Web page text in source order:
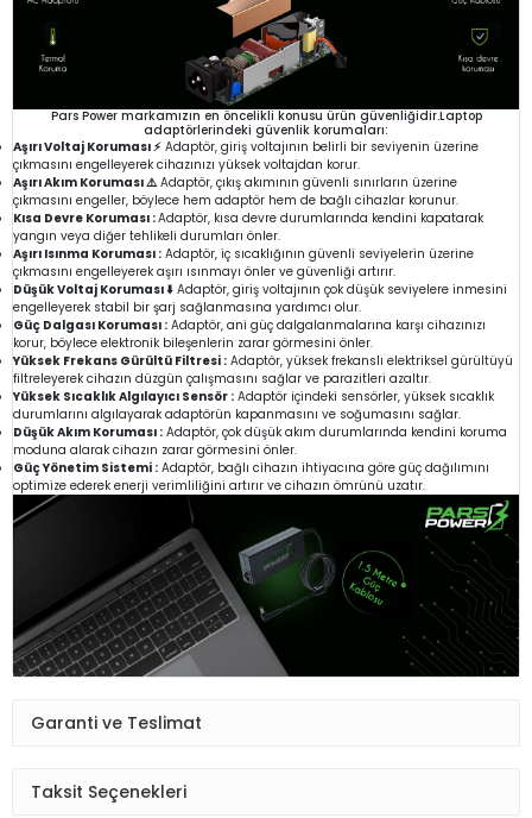
Pars Power markamızın en öncelikli konusu ürün güvenliğidir.Laptop
adaptörlerindeki güvenlik korumaları:
Aşırı Voltaj Koruması ⚡ Adaptör, giriş voltajının belirli bir seviyenin üzerine
çıkmasını engelleyerek cihazınızı yüksek voltajdan korur.
Aşırı Akım Koruması ⚠️Adaptör, çıkış akımının güvenli sınırların üzerine
çıkmasını engeller, böylece hem adaptör hem de bağlı cihazlar korunur.
Kısa Devre Koruması :Adaptör, kısa devre durumlarında kendini kapatarak
yangın veya diğer tehlikeli durumları önler.
Aşırı Isınma Koruması : Adaptör, iç sıcaklığının güvenli seviyelerin üzerine
çıkmasını engelleyerek aşırı ısınmayı önler ve güvenliği artırır.
Düşük Voltaj Koruması ⬇️ Adaptör, giriş voltajının çok düşük seviyelere inmesini
engelleyerek stabil bir şarj sağlanmasına yardımcı olur.
Güç Dalgası Koruması : Adaptör, ani güç dalgalanmalarına karşı cihazınızı
korur, böylece elektronik bileşenlerin zarar görmesini önler.
Yüksek Frekans Gürültü Filtresi : Adaptör, yüksek frekanslı elektriksel gürültüyü
filtreleyerek cihazın düzgün çalışmasını sağlar ve parazitleri azaltır.
Yüksek Sıcaklık Algılayıcı Sensör : Adaptör içindeki sensörler, yüksek sıcaklık
durumlarını algılayarak adaptörün kapanmasını ve soğumasını sağlar.
Düşük Akım Koruması : Adaptör, çok düşük akım durumlarında kendini koruma
moduna alarak cihazın zarar görmesini önler.
Güç Yönetim Sistemi : Adaptör, bağlı cihazın ihtiyacına göre güç dağılımını
optimize ederek enerji verimliliğini artırır ve cihazın ömrünü uzatır.
Garanti ve Teslimat
Taksit Seçenekleri